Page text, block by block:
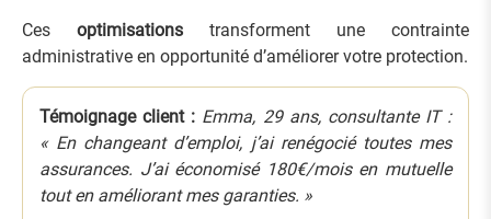
Ces optimisations transforment une contrainte
administrative en opportunité d’améliorer votre protection.
Témoignage client : Emma, 29 ans, consultante IT :
« En changeant d’emploi, j’ai renégocié toutes mes
assurances. J’ai économisé 180€/mois en mutuelle
tout en améliorant mes garanties. »